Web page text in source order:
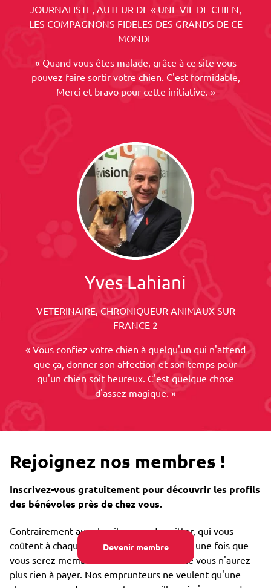
Devenir membre
JOURNALISTE, AUTEUR DE « UNE VIE DE CHIEN,
LES COMPAGNONS FIDELES DES GRANDS DE CE
MONDE
« Quand vous êtes malade, grâce à ce site vous
pouvez faire sortir votre chien. C'est formidable,
Merci et bravo pour cette initiative. »
Yves Lahiani
VETERINAIRE, CHRONIQUEUR ANIMAUX SUR
FRANCE 2
« Vous confiez votre chien à quelqu'un qui n'attend
que ça, donner son affection et son temps pour
qu'un chien soit heureux. C'est quelque chose
d'assez magique. »
Rejoignez nos membres !
Inscrivez-vous gratuitement pour découvrir les profils
des bénévoles près de chez vous.
Contrairement aux chenils ou un dog sitter, qui vous
coûtent à chaque fois que vous les utilisez, une fois que
vous serez membre de notre communauté vous n'aurez
plus rien à payer. Nos emprunteurs ne veulent qu'une